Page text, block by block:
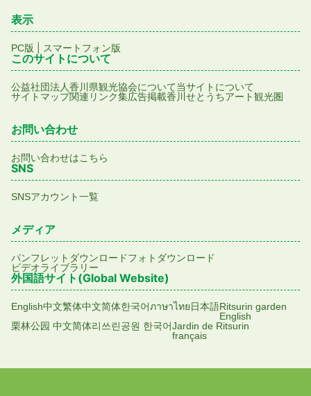
表示
PC版 スマートフォン版
このサイトについて
公益社団法人香川県観光協会について当サイトについて
サイトマップ関連リンク集広告掲載香川せとうちアート観光圏
お問い合わせ
お問い合わせはこちら
SNS
SNSアカウント一覧
メディア
パンフレットダウンロードフォトダウンロード
ビデオライブラリー
外国語サイト(Global Website)
English中文繁体中文简体한국어ภาษาไทย日本語Ritsurin garden
English
栗林公园 中文简体리쓰린공원 한국어Jardin de Ritsurin
français